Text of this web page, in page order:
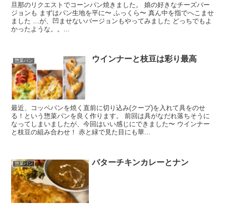
旦那のリクエストでコーンパン焼きました。 娘の好きなチーズバー
ジョンも まずはパン生地を平に〜 ふっくら〜 真ん中を指でへこませ
ました …が、凹ませないバージョンもやってみました どっちでもよ
かったような。。...
惣菜パン ウインナーと枝豆は彩り最高
最近、コッペパンを焼く直前に切り込み(クープ)を入れて具をのせ
る！という惣菜パンを良く作ります。 前回は具がなだれ落ちそうに
なってしまいましたが、今回はいい感じにできました〜 ウインナー
と枝豆の組み合わせ！ 赤と緑で見た目にも華...
惣菜パン バターチキンカレーとナン